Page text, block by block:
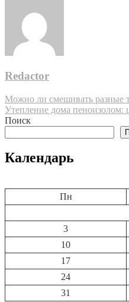
Redactor
Навигация
по
Можно ли смешивать разные
Утепление дома пеноизолом:
Поиск
Календарь
Пн
3
10
17
24
31